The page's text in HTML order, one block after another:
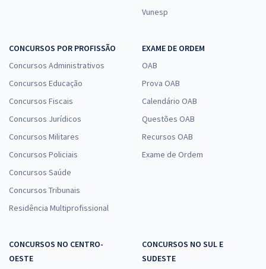
Vunesp
CONCURSOS POR PROFISSÃO
Concursos Administrativos
Concursos Educação
Concursos Fiscais
Concursos Jurídicos
Concursos Militares
Concursos Policiais
Concursos Saúde
Concursos Tribunais
Residência Multiprofissional
EXAME DE ORDEM
OAB
Prova OAB
Calendário OAB
Questões OAB
Recursos OAB
Exame de Ordem
CONCURSOS NO CENTRO-
OESTE
CONCURSOS NO SUL E
SUDESTE